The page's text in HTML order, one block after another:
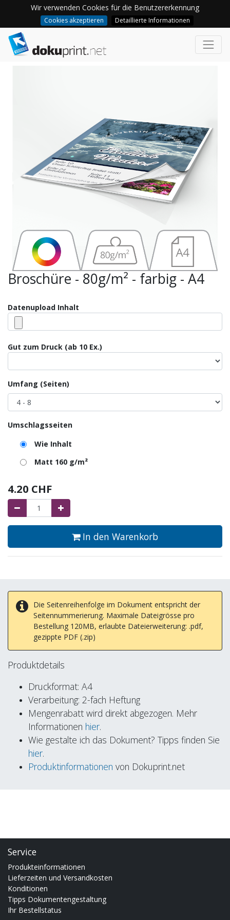
Wir verwenden Cookies für die Benutzererkennung
Cookies akzeptieren Detaillierte Informationen
Broschüre - 80g/m² - farbig - A4
Datenupload Inhalt
Gut zum Druck (ab 10 Ex.)
Umfang (Seiten)
Umschlagsseiten
Wie Inhalt
Matt 160 g/m²
4.20 CHF
In den Warenkorb
Die Seitenreihenfolge im Dokument entspricht der
Seitennummerierung. Maximale Dateigrösse pro
Bestellung 120MB, erlaubte Dateierweiterung: .pdf,
gezippte PDF (.zip)
Produktdetails
Druckformat: A4
Verarbeitung: 2-fach Heftung
Mengenrabatt wird direkt abgezogen. Mehr
Informationen hier.
Wie gestalte ich das Dokument? Tipps finden Sie
hier.
Produktinformationen von Dokuprint.net
Service
Produkteinformationen
Lieferzeiten und Versandkosten
Konditionen
Tipps Dokumentengestaltung
Ihr Bestellstatus